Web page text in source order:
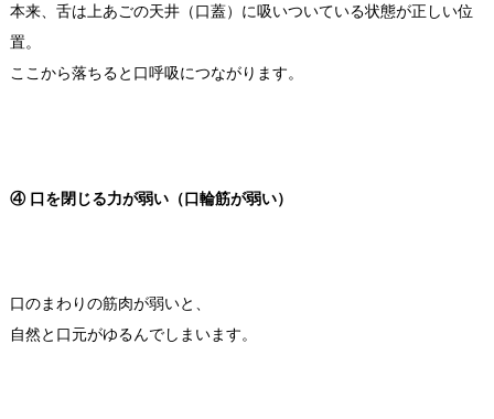
本来、舌は上あごの天井（口蓋）に吸いついている状態が正しい位
置。
ここから落ちると口呼吸につながります。
④ 口を閉じる力が弱い（口輪筋が弱い）
口のまわりの筋肉が弱いと、
自然と口元がゆるんでしまいます。